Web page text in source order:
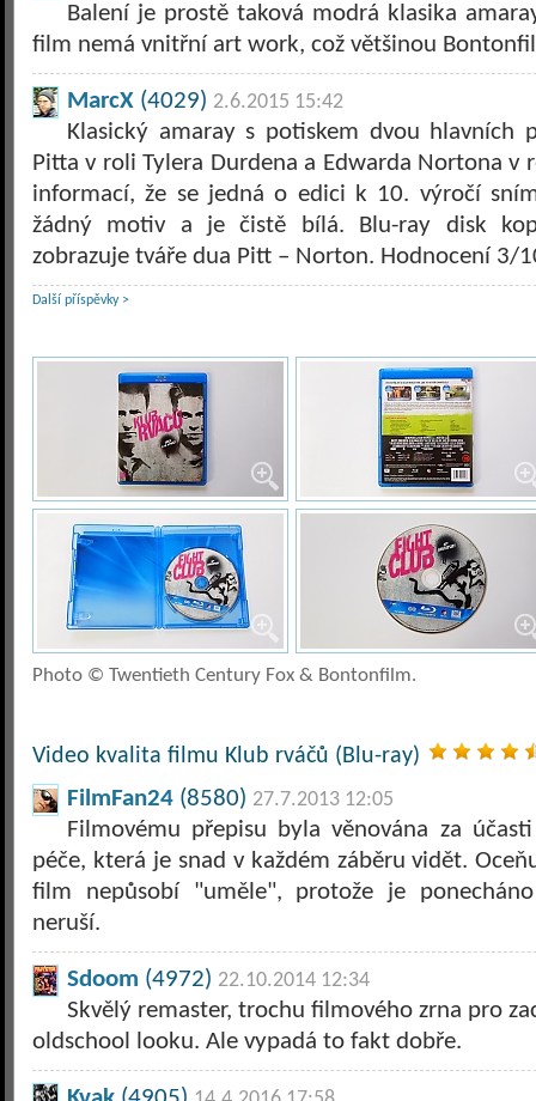
Balení je prostě taková modrá klasika
film nemá vnitřní art work, což většinou
MarcX (4029) 2.6.2015 15:42
Klasický amaray s potiskem dvou hlavních
Pitta v roli Tylera Durdena a Edwarda Nortona v
informací, že se jedná o edici k 10. výročí
žádný motiv a je čistě bílá. Blu-ray disk
zobrazuje tváře dua Pitt – Norton. Hodnocení 3/
Další příspěvky >
Photo © Twentieth Century Fox & Bontonfilm.
Video kvalita filmu Klub rváčů (Blu-ray)
FilmFan24 (8580) 27.7.2013 12:05
Filmovému přepisu byla věnována za
péče, která je snad v každém záběru vidět.
film nepůsobí "uměle", protože je
neruší.
Sdoom (4972) 22.10.2014 12:34
Skvělý remaster, trochu filmového zrna pro
oldschool looku. Ale vypadá to fakt dobře.